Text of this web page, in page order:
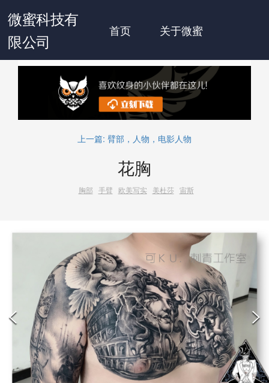
微蜜科技有
限公司
首页 关于微蜜
上一篇: 臂部，人物，电影人物
花胸
胸部 手臂 欧美写实 美杜莎 宙斯